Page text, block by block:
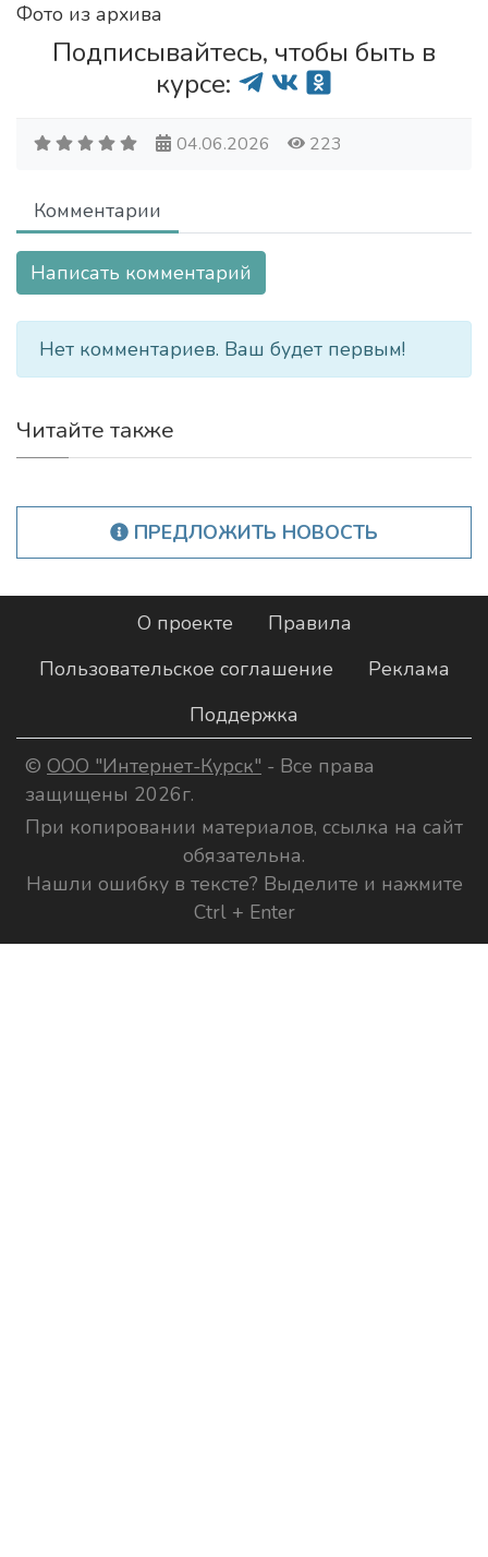
Фото из архива
Подписывайтесь, чтобы быть в
курсе:
04.06.2026 223
Комментарии
Написать комментарий
Нет комментариев. Ваш будет первым!
Читайте также
ПРЕДЛОЖИТЬ НОВОСТЬ
О проекте
Правила
Пользовательское соглашение
Реклама
Поддержка
© ООО "Интернет-Курск" - Все права
защищены 2026г.
При копировании материалов, ссылка на сайт
обязательна.
Нашли ошибку в тексте? Выделите и нажмите
Ctrl + Enter